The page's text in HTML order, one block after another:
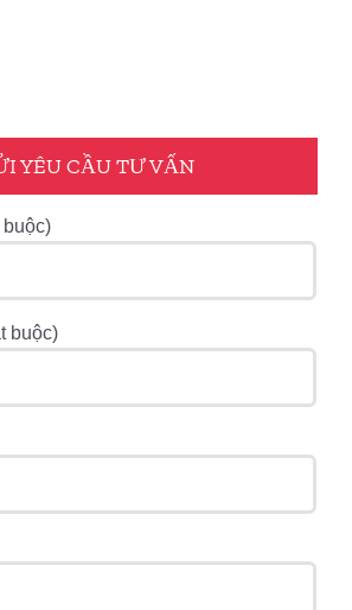
YÊU CẦU TƯ VẤN
buộc)